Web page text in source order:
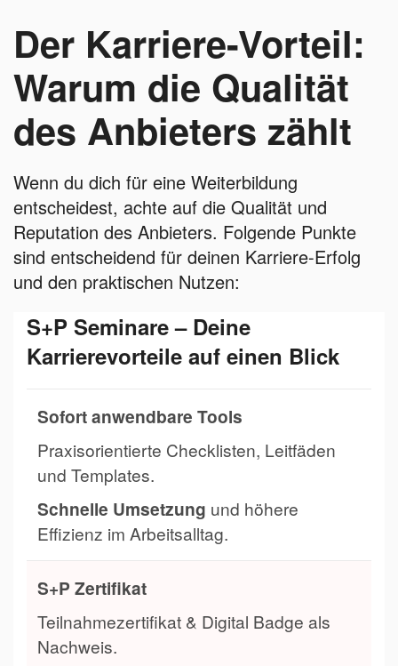
Der Karriere-Vorteil:
Warum die Qualität
des Anbieters zählt
Wenn du dich für eine Weiterbildung
entscheidest, achte auf die Qualität und
Reputation des Anbieters. Folgende Punkte
sind entscheidend für deinen Karriere-Erfolg
und den praktischen Nutzen:
S+P Seminare – Deine
Karrierevorteile auf einen Blick
Sofort anwendbare Tools
Praxisorientierte Checklisten, Leitfäden
und Templates.
Schnelle Umsetzung und höhere
Effizienz im Arbeitsalltag.
S+P Zertifikat
Teilnahmezertifikat & Digital Badge als
Nachweis.